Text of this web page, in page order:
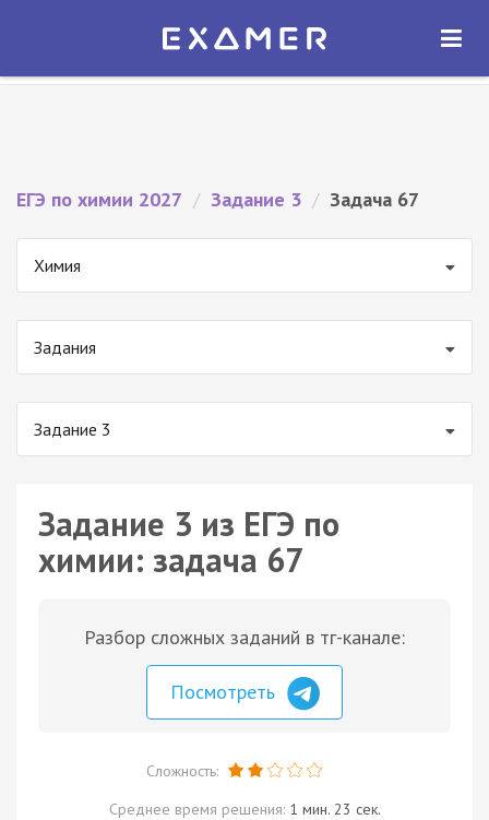
Экзамер — ЕГЭ 2027
ОТКРЫТЬ
ЕГЭ по химии 2027 / Задание 3 / Задача 67
Химия
Задания
Задание 3
Задание 3 из ЕГЭ по
химии: задача 67
Разбор сложных заданий в тг-канале:
Посмотреть
Сложность:
Среднее время решения: 1 мин. 23 сек.